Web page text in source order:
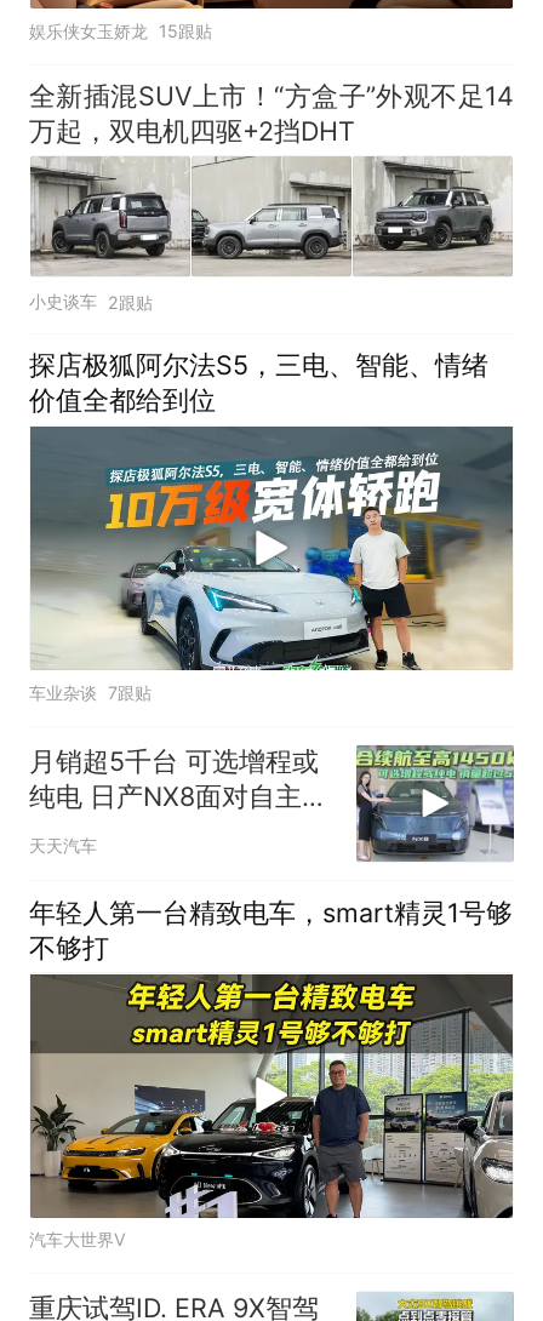
娱乐侠女玉娇龙 15跟贴
全新插混SUV上市！“方盒子”外观不足14
万起，双电机四驱+2挡DHT
小史谈车 2跟贴
探店极狐阿尔法S5，三电、智能、情绪
价值全都给到位
车业杂谈 7跟贴
月销超5千台 可选增程或
纯电 日产NX8面对自主品
牌有何优势？
天天汽车
年轻人第一台精致电车，smart精灵1号够
不够打
汽车大世界V
重庆试驾ID. ERA 9X智驾